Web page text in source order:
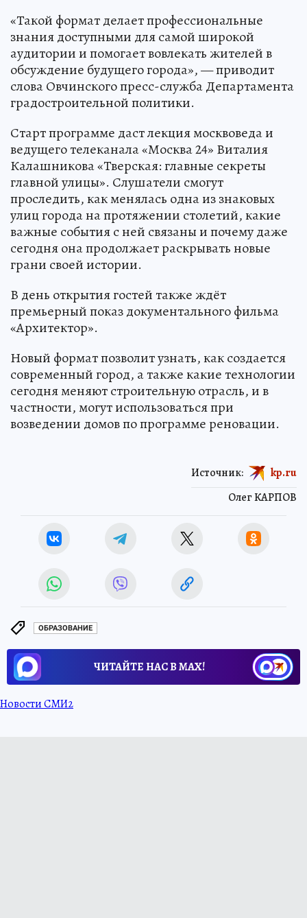
«Такой формат делает профессиональные
знания доступными для самой широкой
аудитории и помогает вовлекать жителей в
обсуждение будущего города», — приводит
слова Овчинского пресс-служба Департамента
градостроительной политики.
Старт программе даст лекция москвоведа и
ведущего телеканала «Москва 24» Виталия
Калашникова «Тверская: главные секреты
главной улицы». Слушатели смогут
проследить, как менялась одна из знаковых
улиц города на протяжении столетий, какие
важные события с ней связаны и почему даже
сегодня она продолжает раскрывать новые
грани своей истории.
В день открытия гостей также ждёт
премьерный показ документального фильма
«Архитектор».
Новый формат позволит узнать, как создается
современный город, а также какие технологии
сегодня меняют строительную отрасль, и в
частности, могут использоваться при
возведении домов по программе реновации.
Олег КАРПОВ
Источник: kp.ru
ОБРАЗОВАНИЕ
ЧИТАЙТЕ НАС В МАХ!
Новости СМИ2